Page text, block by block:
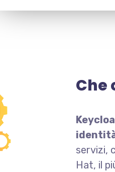
Che
servizi,
Hat, il